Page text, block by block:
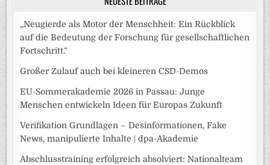
„Neugierde als Motor der Menschheit: Ein Rückblick
auf die Bedeutung der Forschung für gesellschaftlichen
Fortschritt.“
Großer Zulauf auch bei kleineren CSD-Demos
EU-Sommerakademie 2026 in Passau: Junge
Menschen entwickeln Ideen für Europas Zukunft
Verifikation Grundlagen – Desinformationen, Fake
News, manipulierte Inhalte | dpa-Akademie
Abschlusstraining erfolgreich absolviert: Nationalteam